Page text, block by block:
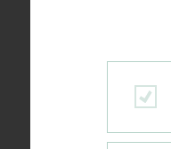
Datierung